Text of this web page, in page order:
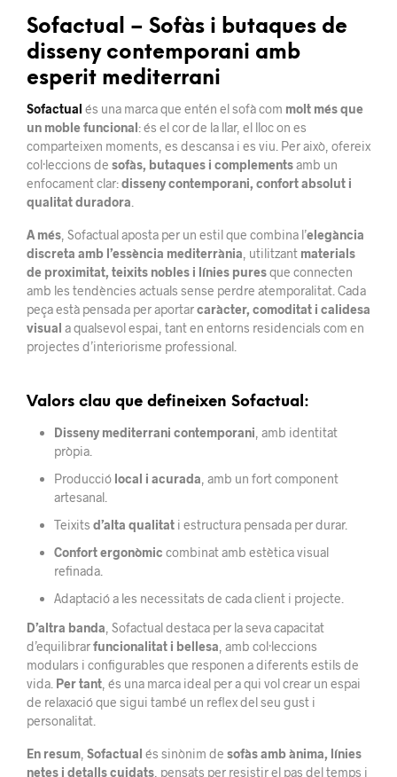
Sofactual – Sofàs i butaques de
disseny contemporani amb
esperit mediterrani
Sofactual és una marca que entén el sofà com molt més que
un moble funcional: és el cor de la llar, el lloc on es
comparteixen moments, es descansa i es viu. Per això, ofereix
col·leccions de sofàs, butaques i complementsamb un
enfocament clar:disseny contemporani, confort absolut i
qualitat duradora
A més , Sofactual aposta per un estil que combina l’elegància
discreta amb l’essència mediterrània , utilitzant materials
de proximitat, teixits nobles i línies puresque connecten
amb les tendències actuals sense perdre atemporalitat. Cada
peça està pensada per aportarcaràcter, comoditat i calidesa
visual a qualsevol espai, tant en entorns residencials com en
projectes d’interiorisme professional.
Valors clau que defineixen Sofactual:
Disseny mediterrani contemporani , amb identitat
pròpia.
Producció local i acurada , amb un fort component
artesanal.
Teixits d’alta qualitati estructura pensada per durar.
Confort ergonòmic combinat amb estètica visual
refinada.
Adaptació a les necessitats de cada client i projecte.
D’altra banda , Sofactual destaca per la seva capacitat
d’equilibrarfuncionalitat i bellesa , amb col·leccions
modulars i configurables que responen a diferents estils de
vida. Per tant , és una marca ideal per a qui vol crear un espai
de relaxació que sigui també un reflex del seu gust i
personalitat.
En resum Sofactual és sinònim de sofàs amb ànima, línies
netes i detalls cuidats , pensats per resistir el pas del temps i